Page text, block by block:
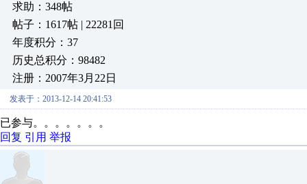
求助：348帖
帖子：1617帖 | 22281回
年度积分：37
历史总积分：98482
注册：2007年3月22日
发表于：2013-12-14 20:41:53
已参与。。。。。。。
回复 引用 举报